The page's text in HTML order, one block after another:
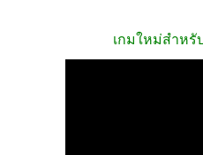
เกมใหม่สำหรั